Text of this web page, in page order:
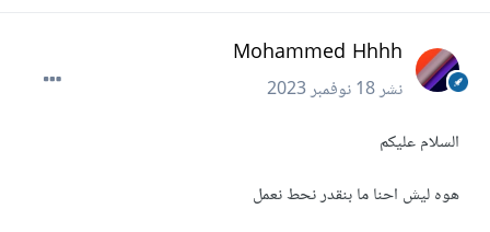
Mohammed Hhhh
نشر18 نوفمبر 2023
السلام عليكم
هوه ليش احنا ما بنقدر نحط نعمل